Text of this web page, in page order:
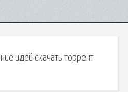
идей скачать торрент